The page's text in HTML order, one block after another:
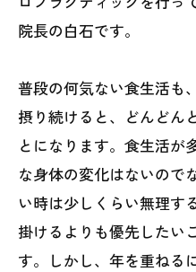
院長の白石です。
普段の何気ない食生活も
摂り続けると、どんどん
とになります。食生活が
な身体の変化はないので
い時は少しくらい無理す
掛けるよりも優先したい
す。しかし、年を重ねる